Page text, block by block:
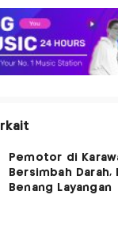
Pemotor di
Bersimbah
Benang Layangan